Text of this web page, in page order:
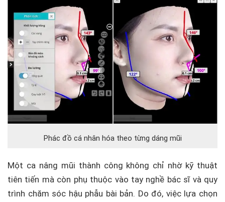
Phác đồ cá nhân hóa theo từng dáng mũi
Một ca nâng mũi thành công không chỉ nhờ kỹ thuật
tiên tiến mà còn phụ thuộc vào tay nghề bác sĩ và quy
trình chăm sóc hậu phẫu bài bản. Do đó, việc lựa chọn